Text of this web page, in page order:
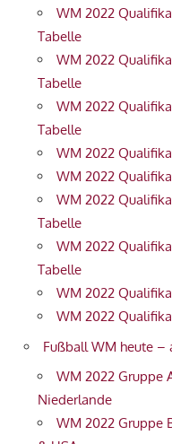
WM 2022
Tabelle
WM 2022
Tabelle
WM 2022
Tabelle
WM 2022
WM 2022
WM 2022
Tabelle
WM 2022
Tabelle
WM 2022
WM 2022
Fußball WM heute –
WM 2022 Gruppe
Niederlande
WM 2022 Gruppe